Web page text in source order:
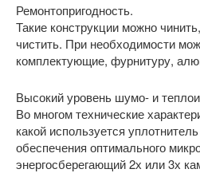
Ремонтопригодность.
Такие конструкции можно
чистить. При необходимости
комплектующие, фурнитуру,
Высокий уровень шумо- и
Во многом технические
какой используется
обеспечения оптимального
энергосберегающий 2х или 3х